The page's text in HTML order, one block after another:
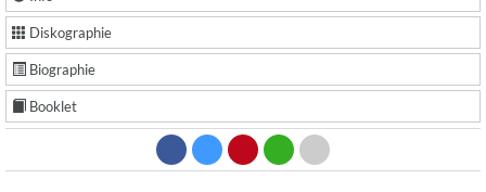
Diskographie
Biographie
Booklet